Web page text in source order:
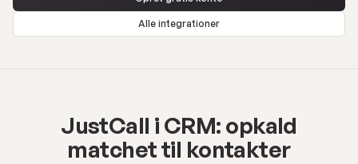
Alle integrationer
JustCall i CRM: opkald
matchet til kontakter